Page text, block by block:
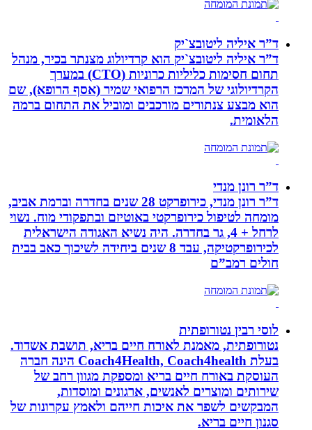
ד”ר איליה ליטובצ`יק
ד”ר איליה ליטובצ`יק הוא קרדיולוג מצנתר בכיר, מנהל
תחום חסימות כליליות כרוניות (CTO) במערך
הקרדיולוגי של המרכז הרפואי שמיר (אסף הרופא), שם
הוא מבצע צנתורים מורכבים ומוביל את התחום ברמה
הלאומית.
ד”ר רונן מנדי
ד”ר רונן מנדי, כירופרקט 28 שנים בחדרה וברמת אביב,
מומחה לטיפול כירופרקטי באוטיזם ובתפקודי מוח. נשוי
לרחל + 4, גר בחדרה. היה נשיא האגודה הישראלית
לכירופרקטיקה, עבד 8 שנים ביחידה לשיכוך כאב בבית
חולים רמב”ם
לוסי רבין נטורופתית
נטורופתית, מאמנת לאורח חיים בריא, תושבת אשדוד.
בעלת Coach4Health, Coach4health הינה חברה
העוסקת באורח חיים בריא ומספקת מגוון רחב של
שירותים ומוצרים לאנשים, ארגונים ומוסדות,
המבקשים לשפר את איכות חייהם ולאמץ עקרונות של
סגנון חיים בריא.